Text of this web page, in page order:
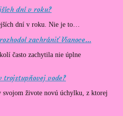
dní v roku?
dní v roku. Nie je to…
zachrániť Vianoce...
často zachytila nie úplne
trojstupňovej vode?
svojom živote novú úchylku, z ktorej